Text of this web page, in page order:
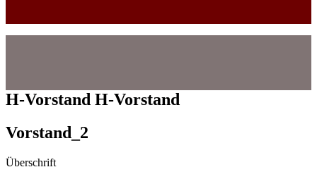
H-Vorstand H-Vorstand
Vorstand_2
Überschrift